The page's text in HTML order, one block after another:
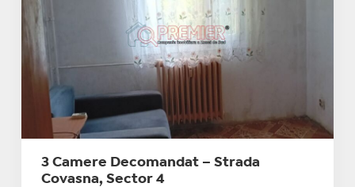
3 Camere Decomandat – Strada
Covasna, Sector 4